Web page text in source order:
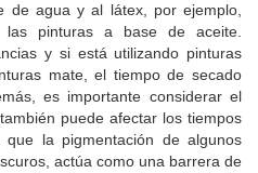
de agua y al látex, por ejemplo,
pinturas a base de aceite.
y si está utilizando pinturas
mate, el tiempo de secado
es importante considerar el
puede afectar los tiempos
la pigmentación de algunos
actúa como una barrera de